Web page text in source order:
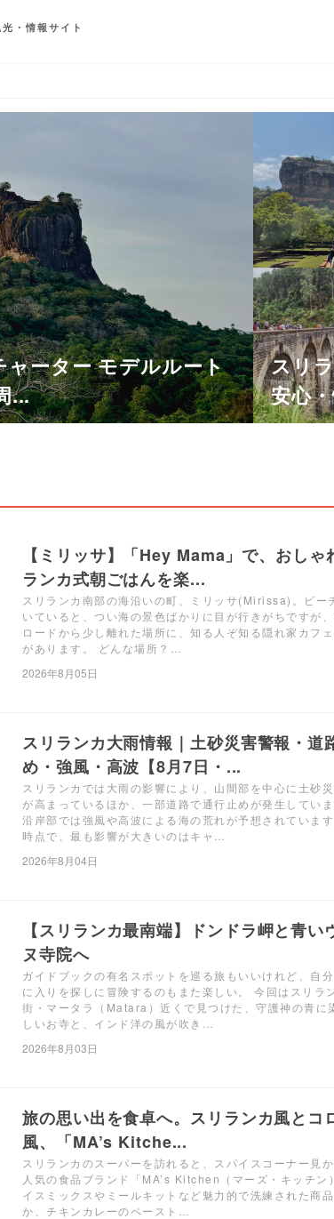
・情報サイト
ーター モデルルート
...
スリ
安心
【ミリッサ】「Hey Mama」で、おしゃ
ランカ式朝ごはんを楽...
スリランカ南部の海沿いの町、ミリッサ(Mirissa)。ビー
いていると、つい海の景色ばかりに目が行きがちですが
ロードから少し離れた場所に、知る人ぞ知る隠れ家カフ
があります。 どんな場所？…
2026年8月05日
スリランカ大雨情報｜土砂災害警報・道
め・強風・高波【8月7日・...
スリランカでは大雨の影響により、山間部を中心に土砂
が高まっているほか、一部道路で通行止めが発生していま
沿岸部では強風や高波による海の荒れが予想されていま
時点で、最も影響が大きいのはキャ…
2026年8月04日
【スリランカ最南端】ドンドラ岬と青い
ヌ寺院へ
ガイドブックの有名スポットを巡る旅もいいけれど、自
に入りを探しに冒険するのもまた楽しい。 今回はスリラ
街・マータラ（Matara）近くで見つけた、守護神の青に
しいお寺と、インド洋の風が吹き…
2026年8月03日
旅の思い出を食卓へ。スリランカ風とコ
風、「MA’s Kitche...
スリランカのスーパーを訪れると、スパイスコーナー見
人気の食品ブランド「MA’s Kitchen（マーズ・キッチン
イスミックスやミールキットなど魅力的で洗練された商
か、チキンカレーのペースト…